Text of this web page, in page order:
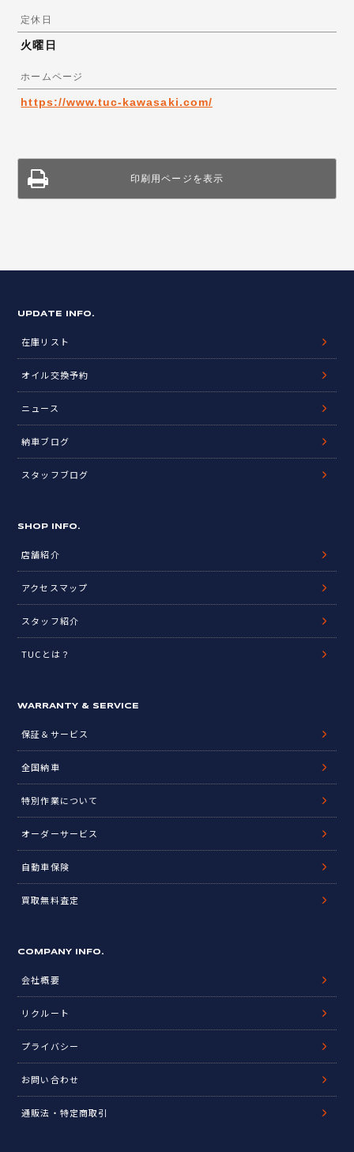
定休日
火曜日
ホームページ
https://www.tuc-kawasaki.com/
印刷用ページを表示
UPDATE INFO.
在庫リスト
オイル交換予約
ニュース
納車ブログ
スタッフブログ
SHOP INFO.
店舗紹介
アクセスマップ
スタッフ紹介
TUCとは？
WARRANTY & SERVICE
保証＆サービス
全国納車
特別作業について
オーダーサービス
自動車保険
買取無料査定
COMPANY INFO.
会社概要
リクルート
プライバシー
お問い合わせ
通販法・特定商取引